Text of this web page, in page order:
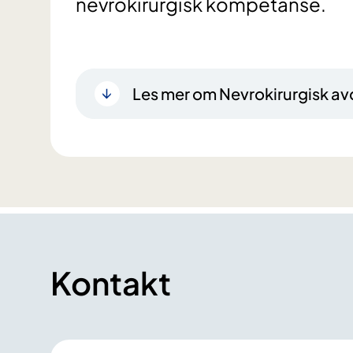
Les mer om Nevrokirurgisk
Kontakt